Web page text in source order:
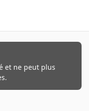
et ne peut plus